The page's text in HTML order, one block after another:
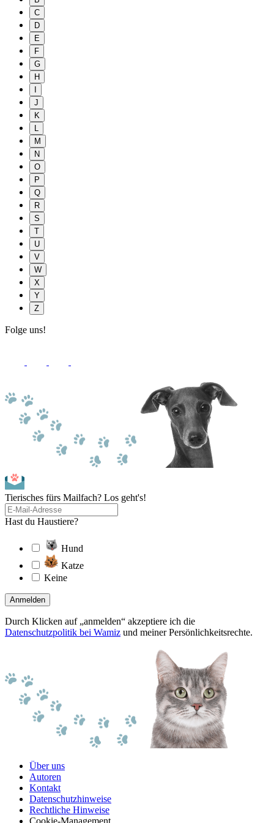
C
D
E
F
G
H
J
K
L
M
N
O
P
Q
R
S
T
U
V
W
X
Y
Z
Folge uns!
Tierisches fürs Mailfach? Los geht's!
Hast du Haustiere?
Hund
Katze
Keine
Anmelden
Durch Klicken auf „anmelden“ akzeptiere ich die
Datenschutzpolitik bei Wamiz und meiner Persönlichkeitsrechte.
Über uns
Autoren
Kontakt
Datenschutzhinweise
Rechtliche Hinweise